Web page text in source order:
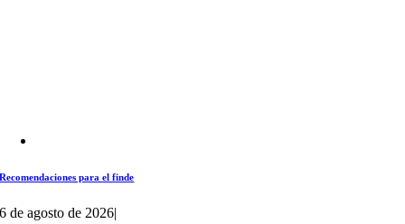
Recomendaciones para el finde
6 de agosto de 2026|